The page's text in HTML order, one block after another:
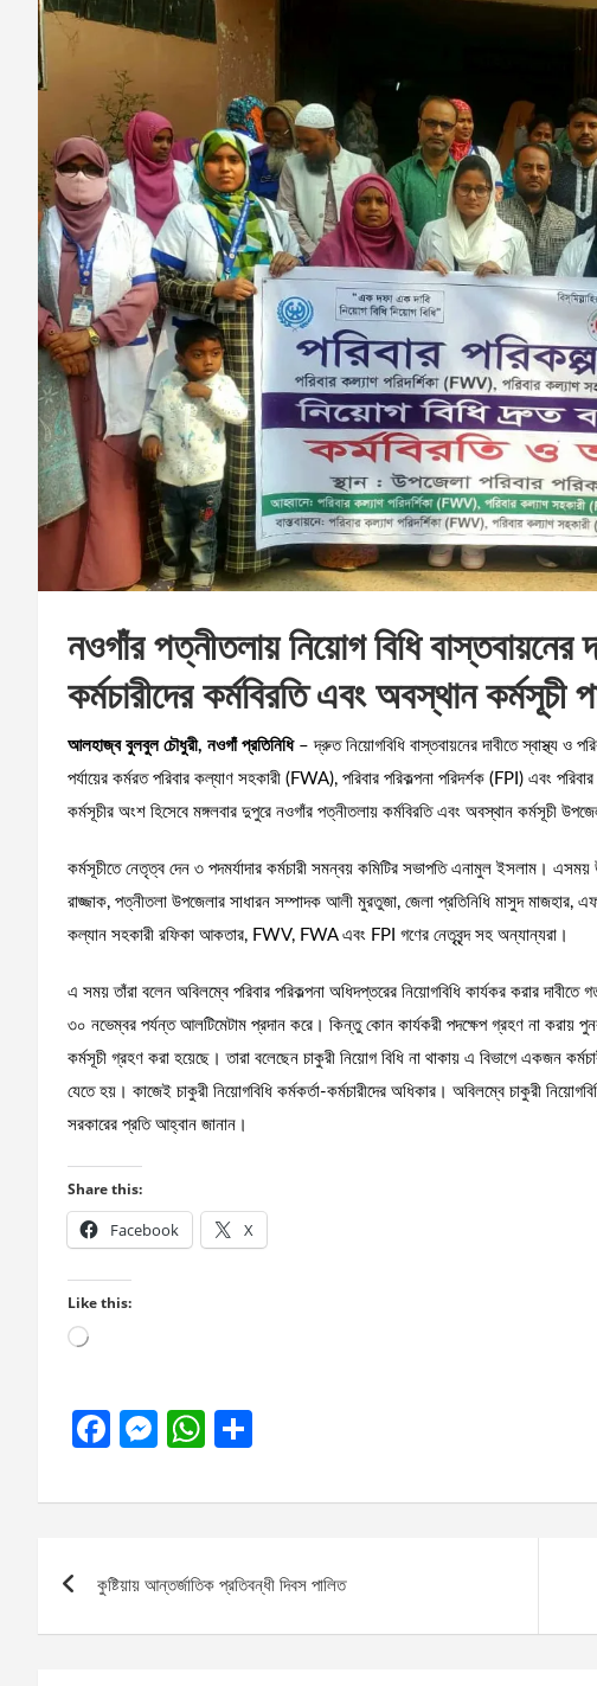
নওগাঁর পত্নীতলায় নিয়োগ বিধি বাস্তবায়নের
কর্মচারীদের কর্মবিরতি এবং অবস্থান কর্মসূচী
আলহাজ্ব বুলবুল চৌধুরী, নওগাঁ প্রতিনিধি– দ্রুত নিয়োগবিধি বাস্তবায়নের দাবীতে স্বাস্থ্য ও
পর্যায়ের কর্মরত পরিবার কল্যাণ সহকারী (FWA), পরিবার পরিকল্পনা পরিদর্শক (FPI) এবং
কর্মসূচীর অংশ হিসেবে মঙ্গলবার দুপুরে নওগাঁর পত্নীতলায় কর্মবিরতি এবং অবস্থান কর্মসূচী
কর্মসূচীতে নেতৃত্ব দেন ৩ পদমর্যাদার কর্মচারী সমন্বয় কমিটির সভাপতি এনামুল ইসলাম। এসময়
রাজ্জাক, পত্নীতলা উপজেলার সাধারন সম্পাদক আলী মুরতুজা, জেলা প্রতিনিধি মাসুদ মাজহার,
কল্যান সহকারী রফিকা আকতার, FWV, FWA এবং FPI গণের নেতৃবৃন্দ সহ অন্যান্যরা।
এ সময় তাঁরা বলেন অবিলম্বে পরিবার পরিকল্পনা অধিদপ্তরের নিয়োগবিধি কার্যকর করার দাবীতে
৩০ নভেম্বর পর্যন্ত আলটিমেটাম প্রদান করে। কিন্তু কোন কার্যকরী পদক্ষেপ গ্রহণ না করায়
কর্মসূচী গ্রহণ করা হয়েছে। তারা বলেছেন চাকুরী নিয়োগ বিধি না থাকায় এ বিভাগে একজন
যেতে হয়। কাজেই চাকুরী নিয়োগবিধি কর্মকর্তা-কর্মচারীদের অধিকার। অবিলম্বে চাকুরী
সরকারের প্রতি আহ্বান জানান।
Share this:
Facebook X
Like this:
Loading…
F
ce
o
M
se
g
W
at
A
ar
navigation
কুষ্টিয়ায় আন্তর্জাতিক প্রতিবন্ধী দিবস পালিত